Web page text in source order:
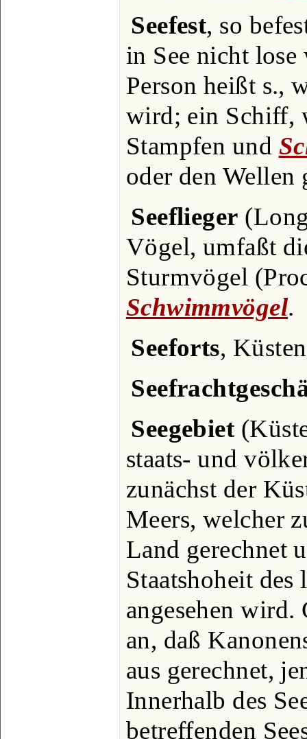
Seefest, so
in See nicht
Person heißt s.,
wird; ein Schiff,
Stampfen und
oder den Wellen
Seeflieger
Vögel, umfaßt
Sturmvögel
Schwimmvögel.
Seeforts,
Seegebiet
staats- und
zunächst der
Meers, welcher
Land gerechnet
Staatshoheit des
angesehen
an, daß
aus gerechnet,
Innerhalb des
betreffenden